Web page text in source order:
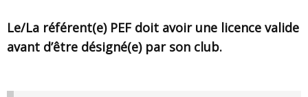
Le/La référent(e) PEF doit avoir une licence valide
avant d’être désigné(e) par son club.